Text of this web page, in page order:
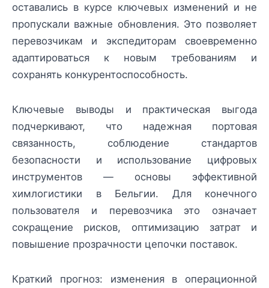
оставались в курсе ключевых изменений и не
пропускали важные обновления. Это позволяет
перевозчикам и экспедиторам своевременно
адаптироваться к новым требованиям и
сохранять конкурентоспособность.
Ключевые выводы и практическая выгода
подчеркивают, что надежная портовая
связанность, соблюдение стандартов
безопасности и использование цифровых
инструментов — основы эффективной
химлогистики в Бельгии. Для конечного
пользователя и перевозчика это означает
сокращение рисков, оптимизацию затрат и
повышение прозрачности цепочки поставок.
Краткий прогноз: изменения в операционной